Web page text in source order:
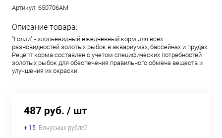
Артикул: 650706АМ
Описание товара:
"Голди" - хлопьевидный ежедневный корм для всех
разновидностей золотых рыбок в аквариумах, бассейнах и прудах.
Рецепт корма составлен с учетом специфических потребностей
золотых рыбок для обеспечения правильного обмена веществ и
улучшения их окраски.
487 руб. / шт
+ 15 Бонусных рублей